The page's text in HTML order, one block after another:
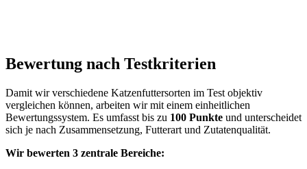
Bewertung nach Testkriterien
Damit wir verschiedene Katzenfuttersorten im Test objektiv
vergleichen können, arbeiten wir mit einem einheitlichen
Bewertungssystem. Es umfasst bis zu 100 Punkte und unterscheidet
sich je nach Zusammensetzung, Futterart und Zutatenqualität.
Wir bewerten 3 zentrale Bereiche: